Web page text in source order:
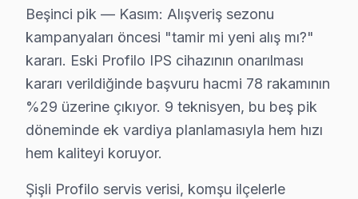
• Şişli'de toz ve ısı yönetimi optimizasyonu
• Güç kartı kondansatör ön kontrolü — Şişli
• Şişli'de ekran pikseli ve renk kalibrasyonu
• Ses sistemi ve hoparlör temizliği — Şişli
• Şişli'de bağlantı portları ve konektör bakımı
Şişli bölgesinde Profilo televizyonlarınız için yılda 1-2
Şişli'da Profilo TV Yerinde Onarım – Evinize
Beşinci pik — Kasım: Alışveriş sezonu
kampanyaları öncesi "tamir mi yeni alış mı?"
kararı. Eski Profilo IPS cihazının onarılması
kararı verildiğinde başvuru hacmi 78 rakamının
%29 üzerine çıkıyor. 9 teknisyen, bu beş pik
döneminde ek vardiya planlamasıyla hem hızı
hem kaliteyi koruyor.
Şişli Profilo servis verisi, komşu ilçelerle